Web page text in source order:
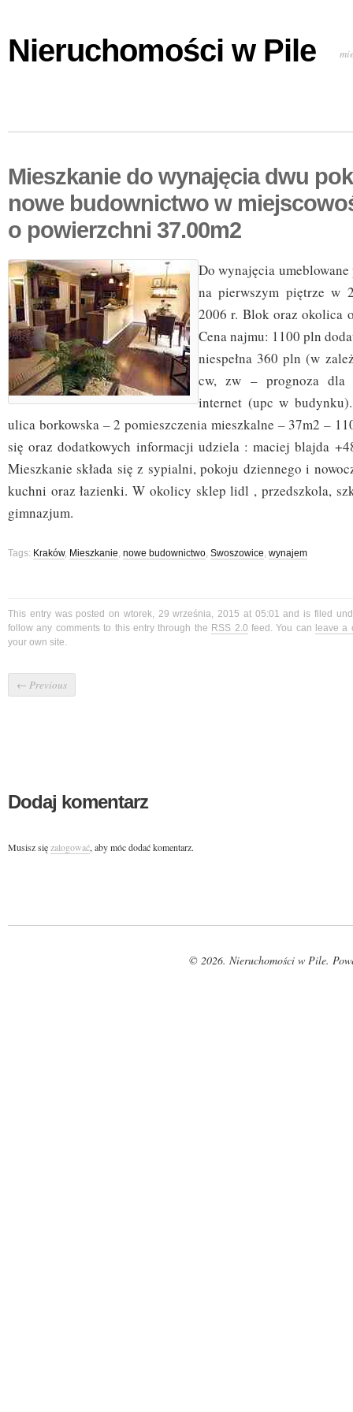
Nieruchomości w Pile
Mieszkanie do wynajęcia dwu
nowe budownictwo w
o powierzchni 37.00m2
Do wynajęcia
na pierwszym piętrze w
2006 r. Blok oraz okolica
Cena najmu: 1100 pln
niespełna 360 pln (w
cw, zw – prognoza dla
internet (upc w
ulica borkowska – 2 pomieszczenia mieszkalne – 37m2 –
się oraz dodatkowych informacji udziela : maciej blajda
Mieszkanie składa się z sypialni, pokoju dziennego i
kuchni oraz łazienki. W okolicy sklep lidl , przedszkola,
gimnazjum.
Tags: Kraków, Mieszkanie, nowe budownictwo, Swoszowice, wynajem
This entry was posted on wtorek, 29 września, 2015 at 05:01 and is filed
follow any comments to this entry through the RSS 2.0 feed. You can leave a
your own site.
← Previous
Dodaj komentarz
Musisz sięzalogować, aby móc dodać komentarz.
© 2026. Nieruchomości w Pile.